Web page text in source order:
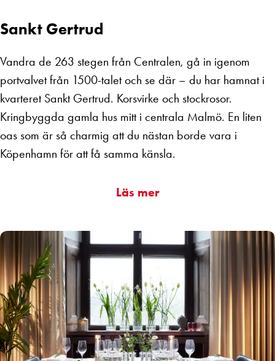
Sankt Gertrud
Vandra de 263 stegen från Centralen, gå in igenom
portvalvet från 1500-talet och se där – du har hamnat i
kvarteret Sankt Gertrud. Korsvirke och stockrosor.
Kringbyggda gamla hus mitt i centrala Malmö. En liten
oas som är så charmig att du nästan borde vara i
Köpenhamn för att få samma känsla.
Läs mer